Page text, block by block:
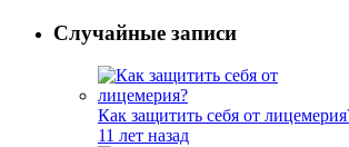
Случайные записи
Как защитить себя от
11 лет назад